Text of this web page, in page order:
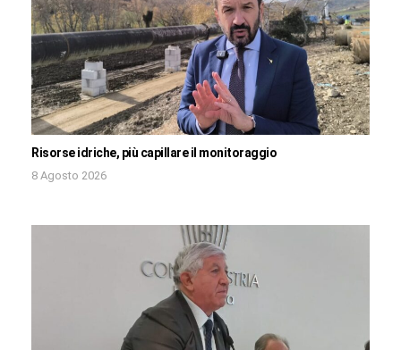
Risorse idriche, più capillare il monitoraggio
8 Agosto 2026